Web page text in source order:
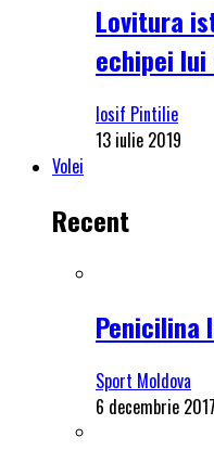
Lovitura
echipei lui
Iosif Pintilie
13 iulie 2019
Volei
Recent
Penicilina
Sport Moldova
6 decembrie 2017